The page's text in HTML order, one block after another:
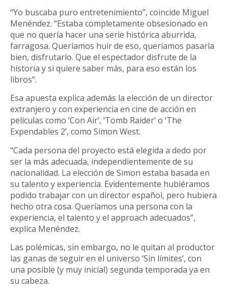
“Yo buscaba puro entretenimiento”, coincide Miguel
Menéndez. “Estaba completamente obsesionado en
que no quería hacer una serie histórica aburrida,
farragosa. Queríamos huir de eso, queríamos pasarla
bien, disfrutarlo. Que el espectador disfrute de la
historia y si quiere saber más, para eso están los
libros”.
Esa apuesta explica además la elección de un director
extranjero y con experiencia en cine de acción en
películas como ‘Con Air’, ‘Tomb Raider’ o ‘The
Expendables 2’, como Simon West.
“Cada persona del proyecto está elegida a dedo por
ser la más adecuada, independientemente de su
nacionalidad. La elección de Simon estaba basada en
su talento y experiencia. Evidentemente hubiéramos
podido trabajar con un director español, pero hubiera
hecho otra cosa. Queríamos una persona con la
experiencia, el talento y el approach adecuados”,
explica Menéndez.
Las polémicas, sin embargo, no le quitan al productor
las ganas de seguir en el universo ‘Sin límites’, con
una posible (y muy inicial) segunda temporada ya en
su cabeza.